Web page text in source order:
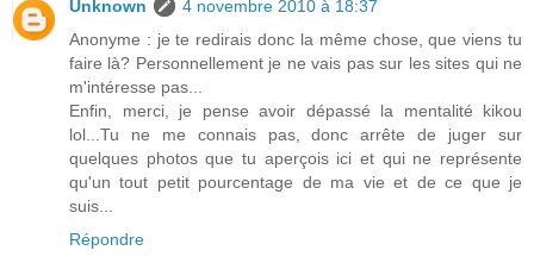
Unknown
4 novembre 2010 à 18:37
Anonyme : je te redirais donc la même chose, que viens tu
faire là? Personnellement je ne vais pas sur les sites qui ne
m'intéresse pas...
Enfin, merci, je pense avoir dépassé la mentalité kikou
lol...Tu ne me connais pas, donc arrête de juger sur
quelques photos que tu aperçois ici et qui ne représente
qu'un tout petit pourcentage de ma vie et de ce que je
suis...
Répondre